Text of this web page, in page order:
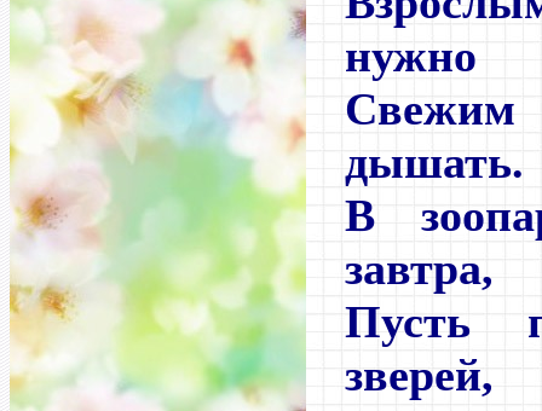
нужно
дышать.
В
завтра,
Пусть
зверей,